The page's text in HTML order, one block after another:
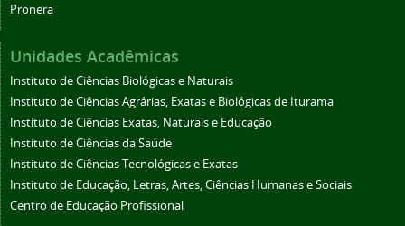
Pronera
Unidades Acadêmicas
Instituto de Ciências Biológicas e Naturais
Instituto de Ciências Agrárias, Exatas e Biológicas de Iturama
Instituto de Ciências Exatas, Naturais e Educação
Instituto de Ciências da Saúde
Instituto de Ciências Tecnológicas e Exatas
Instituto de Educação, Letras, Artes, Ciências Humanas e Sociais
Centro de Educação Profissional